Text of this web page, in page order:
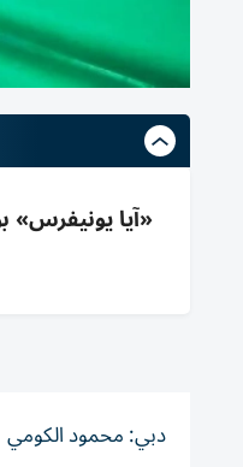
دبي: محمود الكومي